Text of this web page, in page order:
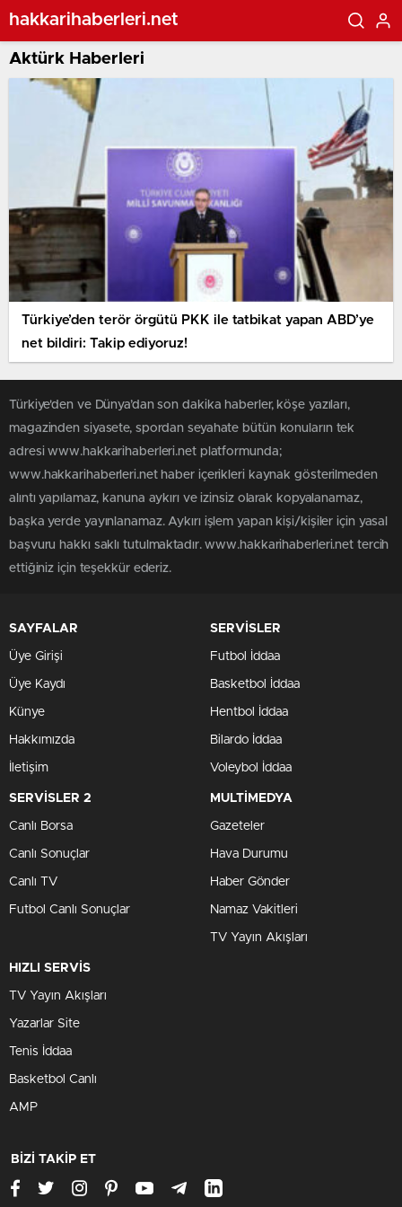
hakkarihaberleri.net
Aktürk Haberleri
Türkiye’den terör örgütü PKK ile tatbikat yapan ABD’ye
net bildiri: Takip ediyoruz!
Türkiye'den ve Dünya’dan son dakika haberler, köşe yazıları,
magazinden siyasete, spordan seyahate bütün konuların tek
adresi www.hakkarihaberleri.net platformunda;
www.hakkarihaberleri.net haber içerikleri kaynak gösterilmeden
alıntı yapılamaz, kanuna aykırı ve izinsiz olarak kopyalanamaz,
başka yerde yayınlanamaz. Aykırı işlem yapan kişi/kişiler için yasal
başvuru hakkı saklı tutulmaktadır. www.hakkarihaberleri.net tercih
ettiğiniz için teşekkür ederiz.
SAYFALAR
Üye Girişi
Üye Kaydı
Künye
Hakkımızda
İletişim
SERVİSLER
Futbol İddaa
Basketbol İddaa
Hentbol İddaa
Bilardo İddaa
Voleybol İddaa
SERVİSLER 2
Canlı Borsa
Canlı Sonuçlar
Canlı TV
Futbol Canlı Sonuçlar
MULTİMEDYA
Gazeteler
Hava Durumu
Haber Gönder
Namaz Vakitleri
TV Yayın Akışları
HIZLI SERVİS
TV Yayın Akışları
Yazarlar Site
Tenis İddaa
Basketbol Canlı
AMP
BİZİ TAKİP ET